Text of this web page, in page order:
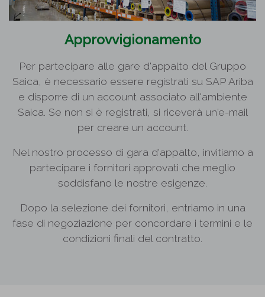
Approvvigionamento
Per partecipare alle gare d'appalto del Gruppo
Saica, è necessario essere registrati su SAP Ariba
e disporre di un account associato all'ambiente
Saica. Se non si è registrati, si riceverà un'e-mail
per creare un account.
Nel nostro processo di gara d'appalto, invitiamo a
partecipare i fornitori approvati che meglio
soddisfano le nostre esigenze.
Dopo la selezione dei fornitori, entriamo in una
fase di negoziazione per concordare i termini e le
condizioni finali del contratto.